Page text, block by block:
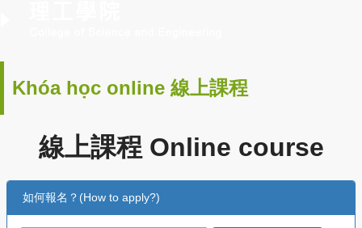
Khóa học online 線上課程
線上課程 Online course
如何報名？(How to apply?)